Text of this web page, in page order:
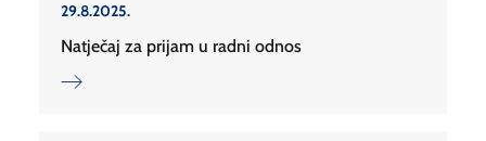
29.8.2025.
Natječaj za prijam u radni odnos